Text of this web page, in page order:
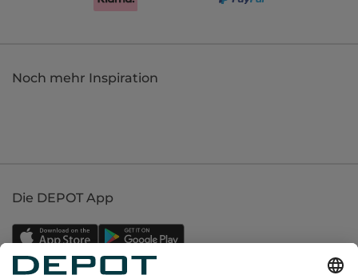
Noch mehr Inspiration
Die DEPOT App